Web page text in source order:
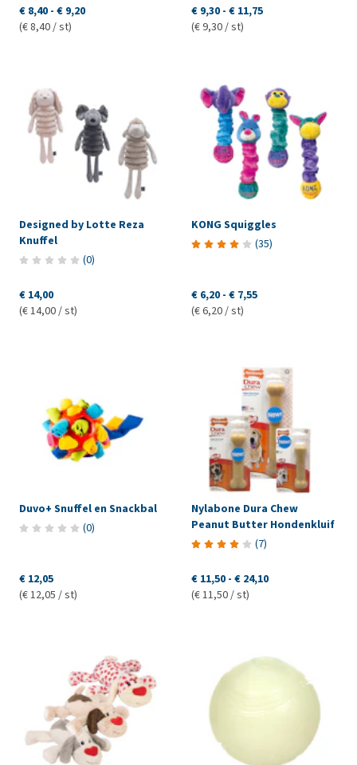
€ 8,40 - € 9,20
(€ 8,40 / st)
€ 9,30 - € 11,75
(€ 9,30 / st)
Designed by Lotte Reza
Knuffel
(0)
€ 14,00
(€ 14,00 / st)
KONG Squiggles
(35)
€ 6,20 - € 7,55
(€ 6,20 / st)
Duvo+ Snuffel en Snackbal
(0)
€ 12,05
(€ 12,05 / st)
Nylabone Dura Chew
Peanut Butter Hondenkluif
(7)
€ 11,50 - € 24,10
(€ 11,50 / st)